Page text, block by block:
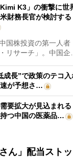
K3」の衝撃に世
財務長官が検討する
国株投資の第一人者
リサーチ」。中国
成長”で政策のテコ
が予想さ…
要拡大が見込まれ
つ中国の医薬品…
ん」配当スト